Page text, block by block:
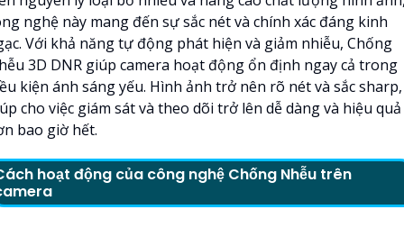
nghệ này mang đến sự sắc nét và chính xác đáng kinh
Với khả năng tự động phát hiện và giảm nhiễu, Chống
3D DNR giúp camera hoạt động ổn định ngay cả trong
kiện ánh sáng yếu. Hình ảnh trở nên rõ nét và sắc sharp,
cho việc giám sát và theo dõi trở lên dễ dàng và hiệu quả
bao giờ hết.
hoạt động của công nghệ Chống Nhễu trên